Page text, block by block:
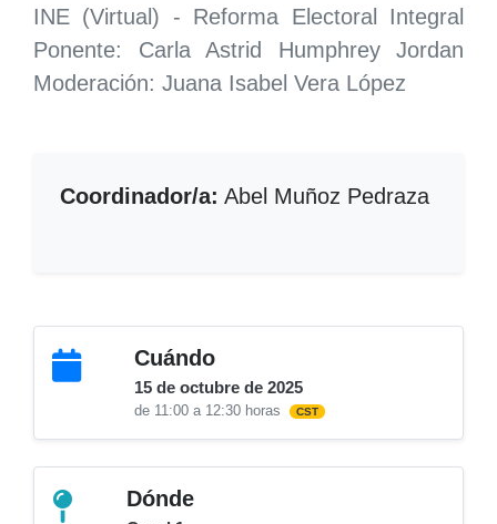
INE (Virtual) - Reforma Electoral Integral
Ponente: Carla Astrid Humphrey Jordan
Moderación: Juana Isabel Vera López
Coordinador/a: Abel Muñoz Pedraza
Cuándo
15 de octubre de 2025
de 11:00 a 12:30 horas CST
Dónde